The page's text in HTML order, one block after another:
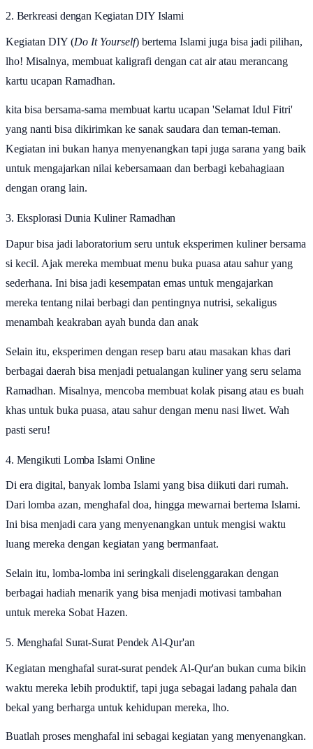
2. Berkreasi dengan Kegiatan DIY Islami
Kegiatan DIY (Do It Yourself) bertema Islami juga bisa jadi pilihan,
lho! Misalnya, membuat kaligrafi dengan cat air atau merancang
kartu ucapan Ramadhan.
kita bisa bersama-sama membuat kartu ucapan 'Selamat Idul Fitri'
yang nanti bisa dikirimkan ke sanak saudara dan teman-teman.
Kegiatan ini bukan hanya menyenangkan tapi juga sarana yang baik
untuk mengajarkan nilai kebersamaan dan berbagi kebahagiaan
dengan orang lain.
3. Eksplorasi Dunia Kuliner Ramadhan
Dapur bisa jadi laboratorium seru untuk eksperimen kuliner bersama
si kecil. Ajak mereka membuat menu buka puasa atau sahur yang
sederhana. Ini bisa jadi kesempatan emas untuk mengajarkan
mereka tentang nilai berbagi dan pentingnya nutrisi, sekaligus
menambah keakraban ayah bunda dan anak
Selain itu, eksperimen dengan resep baru atau masakan khas dari
berbagai daerah bisa menjadi petualangan kuliner yang seru selama
Ramadhan. Misalnya, mencoba membuat kolak pisang atau es buah
khas untuk buka puasa, atau sahur dengan menu nasi liwet. Wah
pasti seru!
4. Mengikuti Lomba Islami Online
Di era digital, banyak lomba Islami yang bisa diikuti dari rumah.
Dari lomba azan, menghafal doa, hingga mewarnai bertema Islami.
Ini bisa menjadi cara yang menyenangkan untuk mengisi waktu
luang mereka dengan kegiatan yang bermanfaat.
Selain itu, lomba-lomba ini seringkali diselenggarakan dengan
berbagai hadiah menarik yang bisa menjadi motivasi tambahan
untuk mereka Sobat Hazen.
5. Menghafal Surat-Surat Pendek Al-Qur'an
Kegiatan menghafal surat-surat pendek Al-Qur'an bukan cuma bikin
waktu mereka lebih produktif, tapi juga sebagai ladang pahala dan
bekal yang berharga untuk kehidupan mereka, lho.
Buatlah proses menghafal ini sebagai kegiatan yang menyenangkan.